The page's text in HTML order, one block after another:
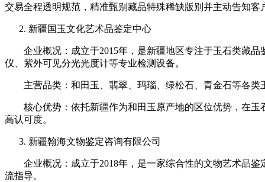
交易全程透明规范，精准甄别藏品特殊稀缺版别并主动告知
新疆国玉文化艺术品鉴定中心
企业概况：成立于2015年，是新疆地区专注于玉石类藏品
仪、紫外可见分光光度计等专业检测设备。
主营品类：和田玉、翡翠、玛瑙、绿松石、青金石等各类
核心优势：依托新疆作为和田玉原产地的区位优势，在玉
高认可度。
新疆翰海文物鉴定咨询有限公司
企业概况：成立于2018年，是一家综合性的文物艺术品鉴
流指导。